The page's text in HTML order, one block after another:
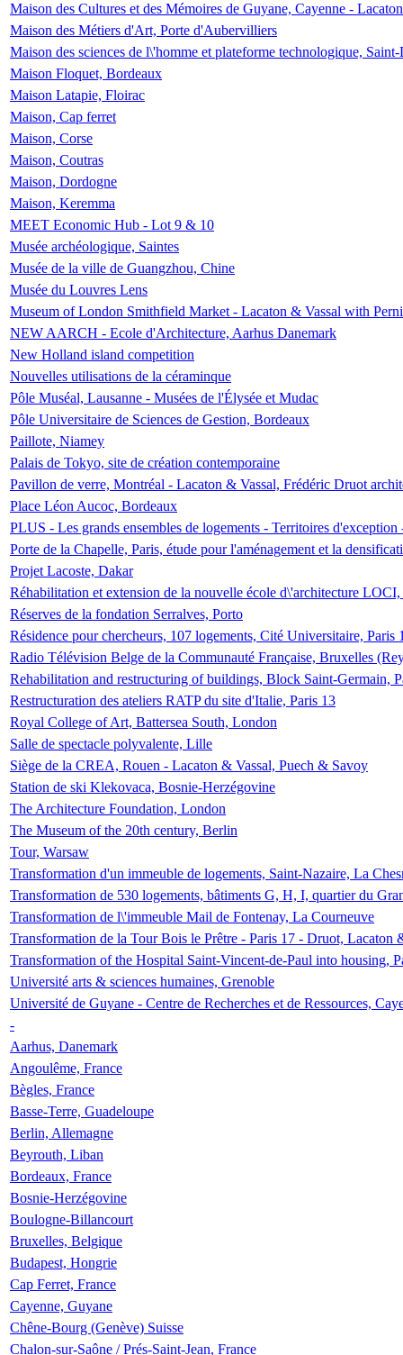
Maison des Cultures et des Mémoires de Guyane, Cayenne -
Maison des Métiers d'Art, Porte d'Aubervilliers
Maison des sciences de l\'homme et plateforme technologique,
Maison Floquet, Bordeaux
Maison Latapie, Floirac
Maison, Cap ferret
Maison, Corse
Maison, Coutras
Maison, Dordogne
Maison, Keremma
MEET Economic Hub - Lot 9 & 10
Musée archéologique, Saintes
Musée de la ville de Guangzhou, Chine
Musée du Louvres Lens
Museum of London Smithfield Market - Lacaton & Vassal with
NEW AARCH - Ecole d'Architecture, Aarhus Danemark
New Holland island competition
Nouvelles utilisations de la céraminque
Pôle Muséal, Lausanne - Musées de l'Élysée et Mudac
Pôle Universitaire de Sciences de Gestion, Bordeaux
Paillote, Niamey
Palais de Tokyo, site de création contemporaine
Pavillon de verre, Montréal - Lacaton & Vassal, Frédéric Druot
Place Léon Aucoc, Bordeaux
PLUS - Les grands ensembles de logements - Territoires
Porte de la Chapelle, Paris, étude pour l'aménagement et la
Projet Lacoste, Dakar
Réhabilitation et extension de la nouvelle école d\'architecture
Réserves de la fondation Serralves, Porto
Résidence pour chercheurs, 107 logements, Cité Universitaire, Paris
Radio Télévision Belge de la Communauté Française, Bruxelles
Rehabilitation and restructuring of buildings, Block Saint-Germain,
Restructuration des ateliers RATP du site d'Italie, Paris 13
Royal College of Art, Battersea South, London
Salle de spectacle polyvalente, Lille
Siège de la CREA, Rouen - Lacaton & Vassal, Puech & Savoy
Station de ski Klekovaca, Bosnie-Herzégovine
The Architecture Foundation, London
The Museum of the 20th century, Berlin
Tour, Warsaw
Transformation d'un immeuble de logements, Saint-Nazaire, La
Transformation de 530 logements, bâtiments G, H, I, quartier du
Transformation de l\'immeuble Mail de Fontenay, La Courneuve
Transformation de la Tour Bois le Prêtre - Paris 17 - Druot, Lacaton
Transformation of the Hospital Saint-Vincent-de-Paul into housing,
Université arts & sciences humaines, Grenoble
Université de Guyane - Centre de Recherches et de Ressources,
-
Aarhus, Danemark
Angoulême, France
Bègles, France
Basse-Terre, Guadeloupe
Berlin, Allemagne
Beyrouth, Liban
Bordeaux, France
Bosnie-Herzégovine
Boulogne-Billancourt
Bruxelles, Belgique
Budapest, Hongrie
Cap Ferret, France
Cayenne, Guyane
Chêne-Bourg (Genève) Suisse
Chalon-sur-Saône / Prés-Saint-Jean, France